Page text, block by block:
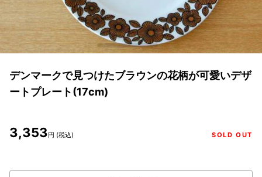
デンマークで見つけたブラウンの花柄が可愛いデザ
ートプレート(17cm)
3,353円 (税込) SOLD OUT